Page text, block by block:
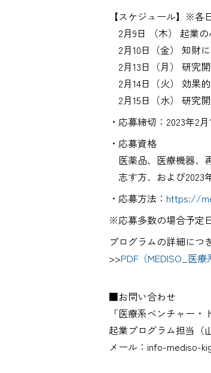
【スケジュール】※各
2月9日 （木
2月10日（金
2月13日（月）
2月14日（火
2月15日（水）
・応募締切：2023年2
・応募資格
医薬品、医療機器、
志す方、および2023
・応募方法： https://
※応募多数の場合予定
プログラムの詳細につ
>>PDF（MEDISO_医
■お問い合わせ
「医療系ベンチャー
起業プログラム担当（
メール：info-mediso-